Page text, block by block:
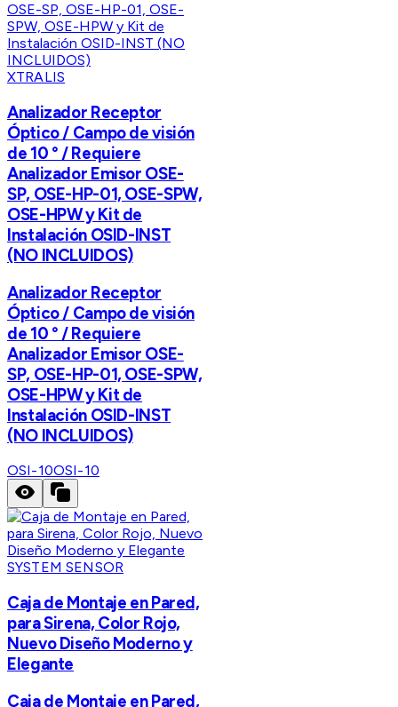
XTRALIS
Analizador Receptor
Óptico / Campo de visión
de 10 ° / Requiere
Analizador Emisor OSE-
SP, OSE-HP-01, OSE-SPW,
OSE-HPW y Kit de
Instalación OSID-INST
(NO INCLUIDOS)
Analizador Receptor
Óptico / Campo de visión
de 10 ° / Requiere
Analizador Emisor OSE-
SP, OSE-HP-01, OSE-SPW,
OSE-HPW y Kit de
Instalación OSID-INST
(NO INCLUIDOS)
OSI-10OSI-10
SYSTEM SENSOR
Caja de Montaje en Pared,
para Sirena, Color Rojo,
Nuevo Diseño Moderno y
Elegante
Caja de Montaje en Pared,